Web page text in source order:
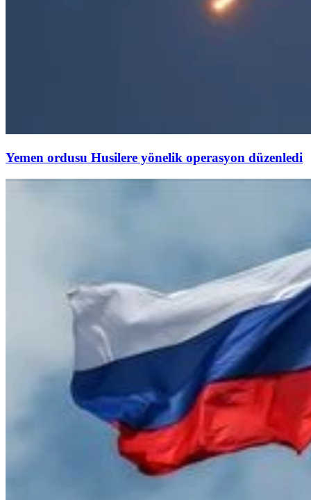
Yemen ordusu Husilere yönelik operasyon düzenledi